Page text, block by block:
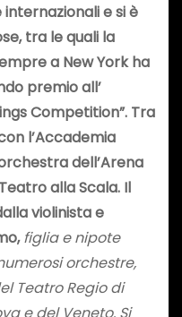
e si è
tra le quali la
a New York ha
premio all’
Competition”. Tra
l’Accademia
dell’Arena
alla Scala. Il
violinista e
figlia e nipote
orchestre,
Teatro Regio di
e del Veneto. Si